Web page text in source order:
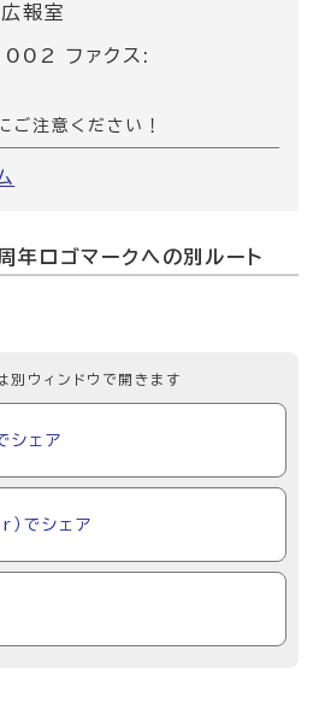
報室
ファクス:
ご注意ください！
ロゴマークへの別ルート
別ウィンドウで開きます
ェア
でシェア